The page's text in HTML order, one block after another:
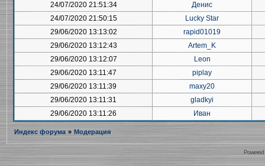
24/07/2020 21:51:34
Денис
24/07/2020 21:50:15
Lucky Star
29/06/2020 13:13:02
rapid01019
29/06/2020 13:12:43
Artem_K
29/06/2020 13:12:07
Leon
29/06/2020 13:11:47
piplay
29/06/2020 13:11:39
maxy20
29/06/2020 13:11:31
gladkyi
29/06/2020 13:11:26
Иван
Индекс форума » Модерация